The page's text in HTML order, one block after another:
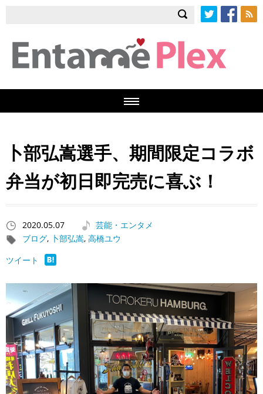
卜部弘嵩選手、期間限定コラボ
弁当が初日即完売に喜ぶ！
2020.05.07
芸能・エンタメ
ブログ, 卜部弘嵩, 高橋ユウ
ツイート